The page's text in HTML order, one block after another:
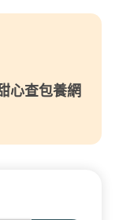
心查包養網